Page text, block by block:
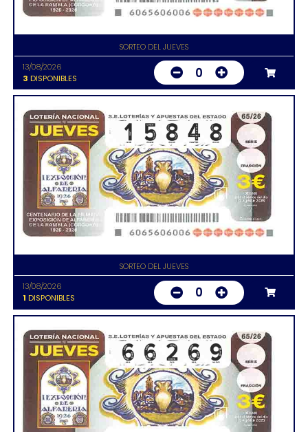
SORTEO DEL JUEVES
13/08/2026
3 DISPONIBLES 0
SORTEO DEL JUEVES
13/08/2026
1 DISPONIBLES 0